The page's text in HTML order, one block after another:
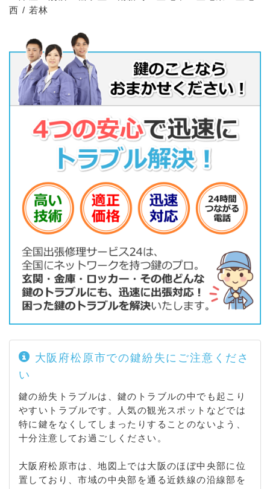
西 / 若林
大阪府松原市での鍵紛失にご注意くださ
い
鍵の紛失トラブルは、鍵のトラブルの中でも起こり
やすいトラブルです。人気の観光スポットなどでは
特に鍵をなくしてしまったりすることのないよう、
十分注意してお過ごしください。
大阪府松原市は、地図上では大阪のほぼ中央部に位
置しており、市域の中央部を通る近鉄線の沿線部を